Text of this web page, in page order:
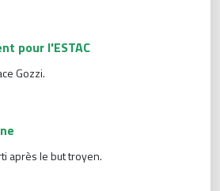
pour l'ESTAC
Gozzi.
après le but troyen.